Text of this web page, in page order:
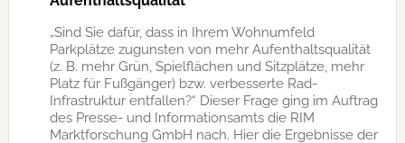
„Sind Sie dafür, dass in Ihrem Wohnumfeld
Parkplätze zugunsten von mehr Aufenthaltsqualität
(z. B. mehr Grün, Spielflächen und Sitzplätze, mehr
Platz für Fußgänger) bzw. verbesserte Rad-
Infrastruktur entfallen?“ Dieser Frage ging im Auftrag
des Presse- und Informationsamts die RIM
Marktforschung GmbH nach. Hier die Ergebnisse der